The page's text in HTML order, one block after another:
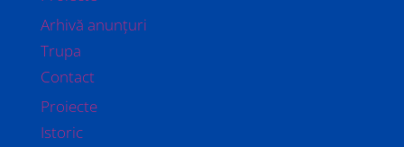
Arhivă anunțuri
Trupa
Contact
Proiecte
Istoric